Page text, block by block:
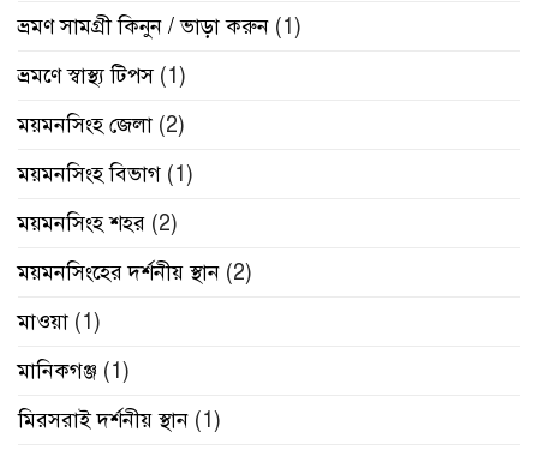
ভ্রমণ সামগ্রী কিনুন / ভাড়া করুন (1)
ভ্রমণে স্বাস্থ্য টিপস (1)
ময়মনসিংহ জেলা (2)
ময়মনসিংহ বিভাগ (1)
ময়মনসিংহ শহর (2)
ময়মনসিংহের দর্শনীয় স্থান (2)
মাওয়া (1)
মানিকগঞ্জ (1)
মিরসরাই দর্শনীয় স্থান (1)